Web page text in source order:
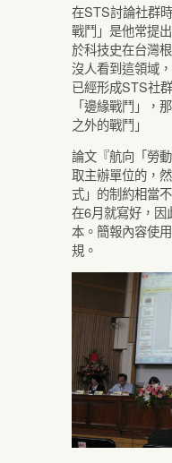
在STS討論社群
戰鬥」是他常提
於科技史在台灣
沒人看到這領域
已經形成STS社
「邊緣戰鬥」，
之外的戰鬥」
論文『航向「勞
取主辦單位的，
式」的制約相當
在6月就寫好，
本。簡報內容使
規。